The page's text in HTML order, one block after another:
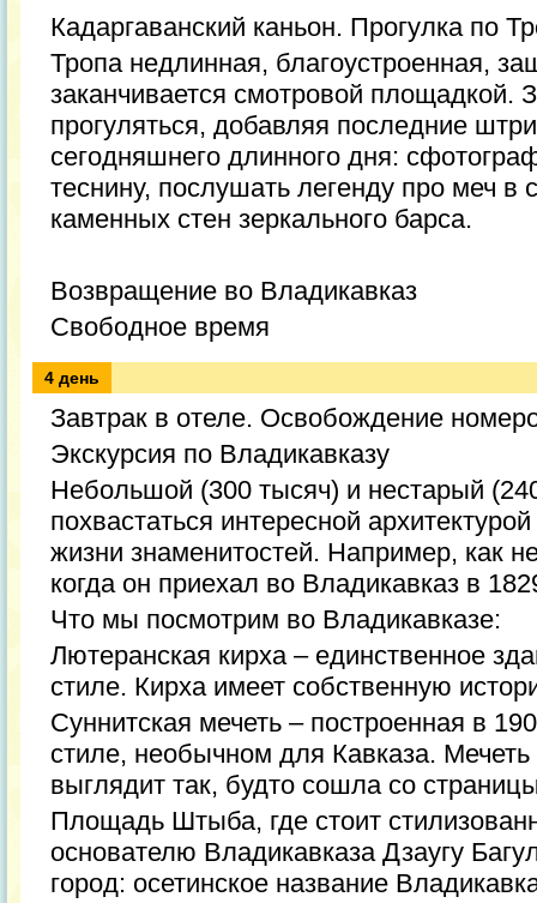
Кадаргаванский каньон. Прогулка по
Тропа недлинная, благоустроенная,
заканчивается смотровой площадкой.
прогуляться, добавляя последние
сегодняшнего длинного дня:
теснину, послушать легенду про меч в
каменных стен зеркального барса.
Возвращение во Владикавказ
Свободное время
4 день
Завтрак в отеле. Освобождение
Экскурсия по Владикавказу
Небольшой (300 тысяч) и нестарый
похвастаться интересной
жизни знаменитостей. Например, как
когда он приехал во Владикавказ в
Что мы посмотрим во Владикавказе:
Лютеранская кирха – единственное
стиле. Кирха имеет собственную
Суннитская мечеть – построенная в
стиле, необычном для Кавказа. Мечеть
выглядит так, будто сошла со
Площадь Штыба, где стоит
основателю Владикавказа Дзаугу
город: осетинское название